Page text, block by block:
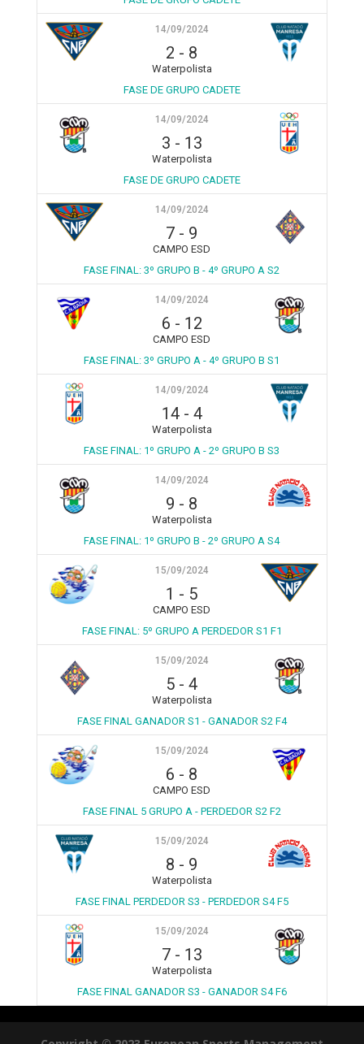
14/09/2024
2 - 8
Waterpolista
FASE DE GRUPO CADETE
14/09/2024
3 - 13
Waterpolista
FASE DE GRUPO CADETE
14/09/2024
7 - 9
CAMPO ESD
FASE FINAL: 3º GRUPO B - 4º GRUPO A S2
14/09/2024
6 - 12
CAMPO ESD
FASE FINAL: 3º GRUPO A - 4º GRUPO B S1
14/09/2024
14- 4
Waterpolista
FASE FINAL: 1º GRUPO A - 2º GRUPO B S3
14/09/2024
9 - 8
Waterpolista
FASE FINAL: 1º GRUPO B - 2º GRUPO A S4
15/09/2024
1 - 5
CAMPO ESD
FASE FINAL: 5º GRUPO A PERDEDOR S1 F1
15/09/2024
5 -4
Waterpolista
FASE FINAL GANADOR S1 - GANADOR S2 F4
15/09/2024
6 - 8
CAMPO ESD
FASE FINAL 5 GRUPO A - PERDEDOR S2 F2
15/09/2024
8 - 9
Waterpolista
FASE FINAL PERDEDOR S3 - PERDEDOR S4 F5
15/09/2024
7- 13
Waterpolista
FASE FINAL GANADOR S3 - GANADOR S4 F6